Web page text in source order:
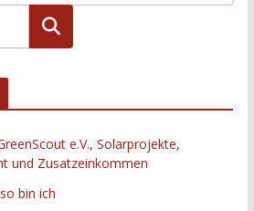
Suchen
e.V., Solarprojekte,
und Zusatzeinkommen
bin ich